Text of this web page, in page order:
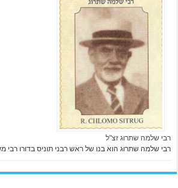
רבי שלמה שתרוג זצ"ל
רבי שלמה שתרוג הוא בנו של ראש רבני תוניס בדורו